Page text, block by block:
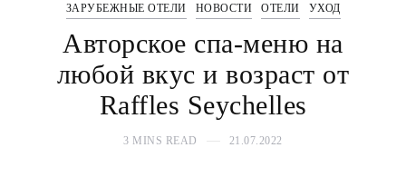
ЗАРУБЕЖНЫЕ ОТЕЛИ НОВОСТИ ОТЕЛИ УХОД
Авторское спа-меню на
любой вкус и возраст от
Raffles Seychelles
3 MINS READ 21.07.2022